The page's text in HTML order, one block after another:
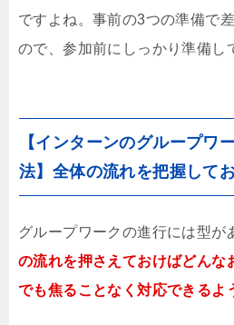
ですよね。事前の3つの準備で
ので、参加前にしっかり準備し
【インターンのグループワ
法】全体の流れを把握して
グループワークの進行には型が
の流れを押さえておけばどんな
でも焦ることなく対応できるよ